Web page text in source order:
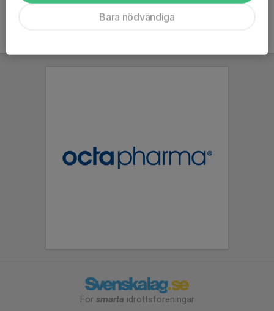
För smarta idrottsföreningar
Bara nödvändiga